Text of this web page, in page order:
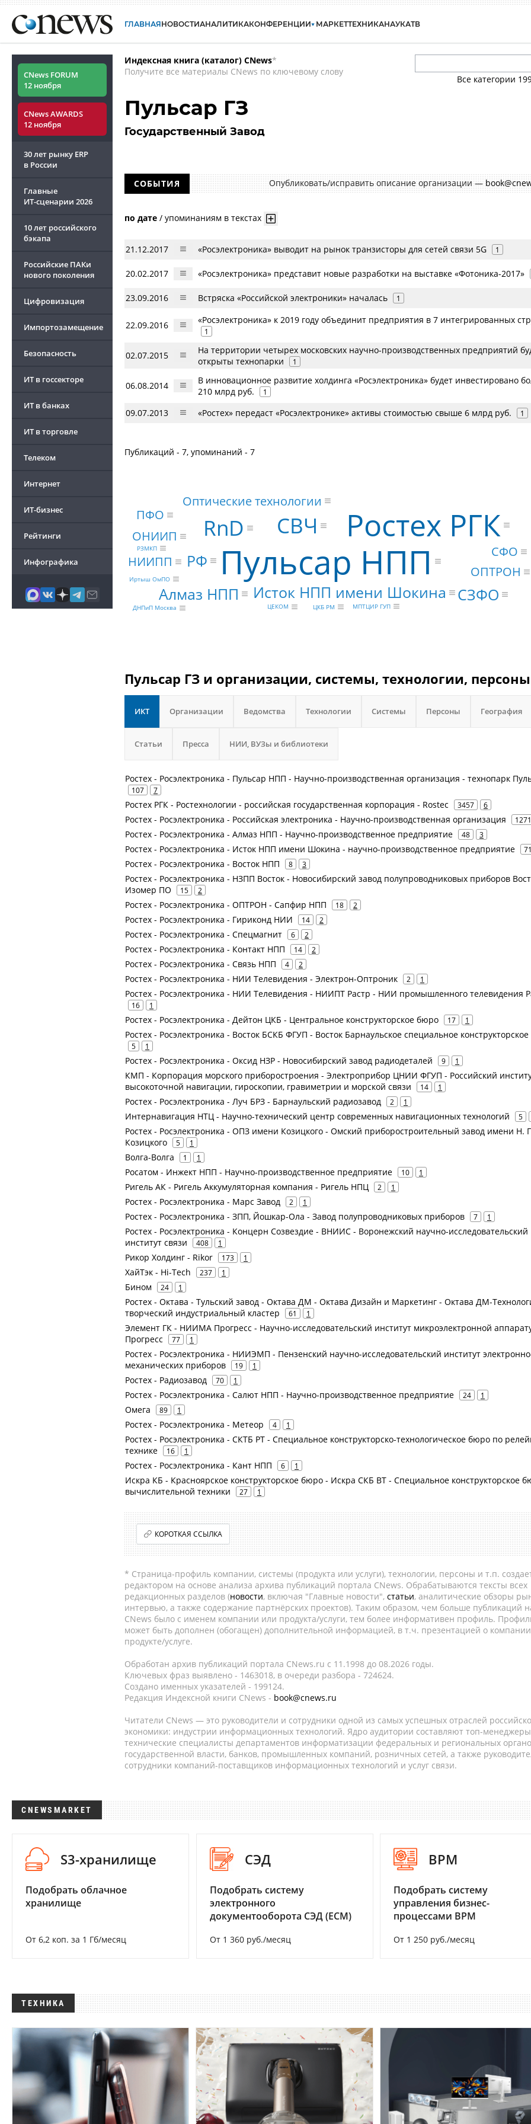
ГЛАВНАЯНОВОСТИАНАЛИТИКАКОНФЕРЕНЦИИ МАРКЕТТЕХНИКАНАУКАТВ
CNews FORUM
12 ноября
CNews AWARDS
12 ноября
30 лет рынку ERP
в России
Главные
ИТ-сценарии 2026
10 лет российского
бэкапа
Российские ПАКи
нового поколения
Цифровизация
Импортозамещение
Безопасность
ИТ в госсекторе
ИТ в банках
ИТ в торговле
Телеком
Интернет
ИТ-бизнес
Рейтинги
Инфографика
Индексная книга (каталог) CNews*
Получите все материалы CNews по ключевому слову
Все категории
Пульсар ГЗ
Государственный Завод
СОБЫТИЯ Опубликовать/исправить описание организации —
по дате / упоминаниям в текстах
21.12.2017 «Росэлектроника» выводит на рынок транзисторы для сетей связи 5G 1
20.02.2017 «Росэлектроника» представит новые разработки на выставке «Фотоника-2017»
23.09.2016 Встряска «Российской электроники» началась 1
22.09.2016 «Росэлектроника» к 2019 году объединит предприятия в 7 интегрированных
1
02.07.2015
На территории четырех московских научно-производственных предприятий
открыты технопарки
1
06.08.2014
В инновационное развитие холдинга «Росэлектроника» будет инвестировано
210 млрд руб.
1
09.07.2013 «Ростех» передаcт «Росэлектронике» активы стоимостью свыше 6 млрд руб. 1
Публикаций - 7, упоминаний - 7
Пульсар НПП
Ростех РГК
СВЧ
RnD
Алмаз НПП Исток НПП имени Шокина
РФ
СЗФО
ОПТРОН
Оптические технологии
СФО
ПФО
ОНИИП
НИИПП
ЦЕКОМ ЦКБ РМ МПТЦИР ГУП
РЗМКП
Иртыш ОмПО
ДНПиП Москва
Пульсар ГЗ и организации, системы, технологии,
ИКТ Организации Ведомства Технологии Системы Персоны География
Статьи Пресса НИИ, ВУЗы и библиотеки
Ростех - Росэлектроника - Пульсар НПП - Научно-производственная организация - технопарк
107 7
Ростех РГК - Ростехнологии - российская государственная корпорация - Rostec 3457 6
Ростех - Росэлектроника - Российская электроника - Научно-производственная организация 1271
Ростех - Росэлектроника - Алмаз НПП - Научно-производственное предприятие 48 3
Ростех - Росэлектроника - Исток НПП имени Шокина - научно-производственное предприятие 71
Ростех - Росэлектроника - Восток НПП 8 3
Ростех - Росэлектроника - НЗПП Восток - Новосибирский завод полупроводниковых приборов
Изомер ПО
15 2
Ростех - Росэлектроника - ОПТРОН - Сапфир НПП 18 2
Ростех - Росэлектроника - Гириконд НИИ 14 2
Ростех - Росэлектроника - Спецмагнит 6 2
Ростех - Росэлектроника - Контакт НПП 14 2
Ростех - Росэлектроника - Связь НПП 4 2
Ростех - Росэлектроника - НИИ Телевидения - Электрон-Оптроник 2 1
Ростех - Росэлектроника - НИИ Телевидения - НИИПТ Растр - НИИ промышленного телевидения
16 1
Ростех - Росэлектроника - Дейтон ЦКБ - Центральное конструкторское бюро 17 1
Ростех - Росэлектроника - Восток БСКБ ФГУП - Восток Барнаульское специальное
5 1
Ростех - Росэлектроника - Оксид НЗР - Новосибирский завод радиодеталей 9 1
КМП - Корпорация морского приборостроения - Электроприбор ЦНИИ ФГУП - Российский
высокоточной навигации, гироскопии, гравиметрии и морской связи
14 1
Ростех - Росэлектроника - Луч БРЗ - Барнаульский радиозавод 2 1
Интернавигация НТЦ - Научно-технический центр современных навигационных технологий 5
Ростех - Росэлектроника - ОПЗ имени Козицкого - Омский приборостроительный завод имени Н.
Козицкого
5 1
Волга-Волга 1 1
Росатом - Инжект НПП - Научно-производственное предприятие 10 1
Ригель АК - Ригель Аккумуляторная компания - Ригель НПЦ 2 1
Ростех - Росэлектроника - Марс Завод 2 1
Ростех - Росэлектроника - ЗПП, Йошкар-Ола - Завод полупроводниковых приборов 7 1
Ростех - Росэлектроника - Концерн Созвездие - ВНИИС - Воронежский научно-исследовательский
институт связи
408 1
Рикор Холдинг - Rikor 173 1
ХайТэк - Hi-Tech 237 1
Бином 24 1
Ростех - Октава - Тульский завод - Октава ДМ - Октава Дизайн и Маркетинг - Октава ДМ-
творческий индустриальный кластер
61 1
Элемент ГК - НИИМА Прогресс - Научно-исследовательский институт микроэлектронной
Прогресс
77 1
Ростех - Росэлектроника - НИИЭМП - Пензенский научно-исследовательский институт
механических приборов
19 1
Ростех - Радиозавод 70 1
Ростех - Росэлектроника - Салют НПП - Научно-производственное предприятие 24 1
Омега 89 1
Ростех - Росэлектроника - Метеор 4 1
Ростех - Росэлектроника - СКТБ РТ - Специальное конструкторско-технологическое бюро по
технике
16 1
Ростех - Росэлектроника - Кант НПП 6 1
Искра КБ - Красноярское конструкторское бюро - Искра СКБ ВТ - Специальное конструкторское
вычислительной техники
27 1
КОРОТКАЯ ССЫЛКА
* Страница-профиль компании, системы (продукта или услуги), технологии, персоны и т.п.
редактором на основе анализа архива публикаций портала CNews. Обрабатываются тексты всех
редакционных разделов (новости, включая "Главные новости", статьи, аналитические обзоры
интервью, а также содержание партнёрских проектов). Таким образом, чем больше публикаций
CNews было с именем компании или продукта/услуги, тем более информативен профиль.
может быть дополнен (обогащен) дополнительной информацией, в т.ч. презентацией о
продукте/услуге.
Обработан архив публикаций портала CNews.ru c 11.1998 до 08.2026 годы.
Ключевых фраз выявлено - 1463018, в очереди разбора - 724624.
Создано именных указателей - 199124.
Редакция Индексной книги CNews - book@cnews.ru
Читатели CNews — это руководители и сотрудники одной из самых успешных отраслей
экономики: индустрии информационных технологий. Ядро аудитории составляют топ-
технические специалисты департаментов информатизации федеральных и региональных
государственной власти, банков, промышленных компаний, розничных сетей, а также
сотрудники компаний-поставщиков информационных технологий и услуг связи.
CNEWSMARKET
S3-хранилище
Подобрать облачное
хранилище
От 6,2 коп. за 1 Гб/месяц
СЭД
Подобрать систему
электронного
документооборота СЭД (ECM)
От 1 360 руб./месяц
BPM
Подобрать систему
управления бизнес-
процессами BPM
От 1 250 руб./месяц
ТЕХНИКА